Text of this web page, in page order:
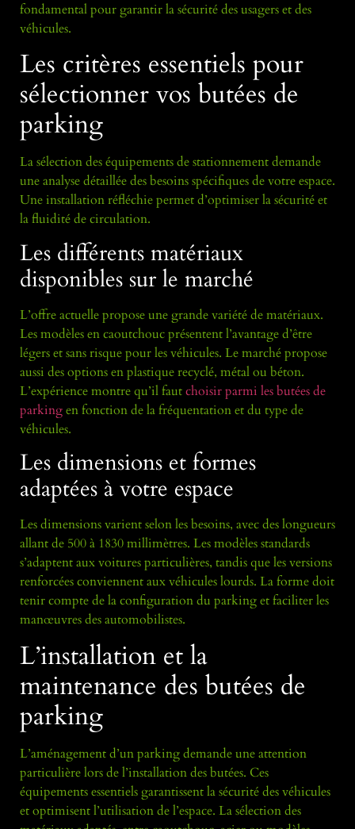
fondamental pour garantir la sécurité des usagers et des
véhicules.
Les critères essentiels pour
sélectionner vos butées de
parking
La sélection des équipements de stationnement demande
une analyse détaillée des besoins spécifiques de votre espace.
Une installation réfléchie permet d’optimiser la sécurité et
la fluidité de circulation.
Les différents matériaux
disponibles sur le marché
L’offre actuelle propose une grande variété de matériaux.
Les modèles en caoutchouc présentent l’avantage d’être
légers et sans risque pour les véhicules. Le marché propose
aussi des options en plastique recyclé, métal ou béton.
L’expérience montre qu’il fautchoisir parmi les butées de
parkingen fonction de la fréquentation et du type de
véhicules.
Les dimensions et formes
adaptées à votre espace
Les dimensions varient selon les besoins, avec des longueurs
allant de 500 à 1830 millimètres. Les modèles standards
s’adaptent aux voitures particulières, tandis que les versions
renforcées conviennent aux véhicules lourds. La forme doit
tenir compte de la configuration du parking et faciliter les
manœuvres des automobilistes.
L’installation et la
maintenance des butées de
parking
L’aménagement d’un parking demande une attention
particulière lors de l’installation des butées. Ces
équipements essentiels garantissent la sécurité des véhicules
et optimisent l’utilisation de l’espace. La sélection des